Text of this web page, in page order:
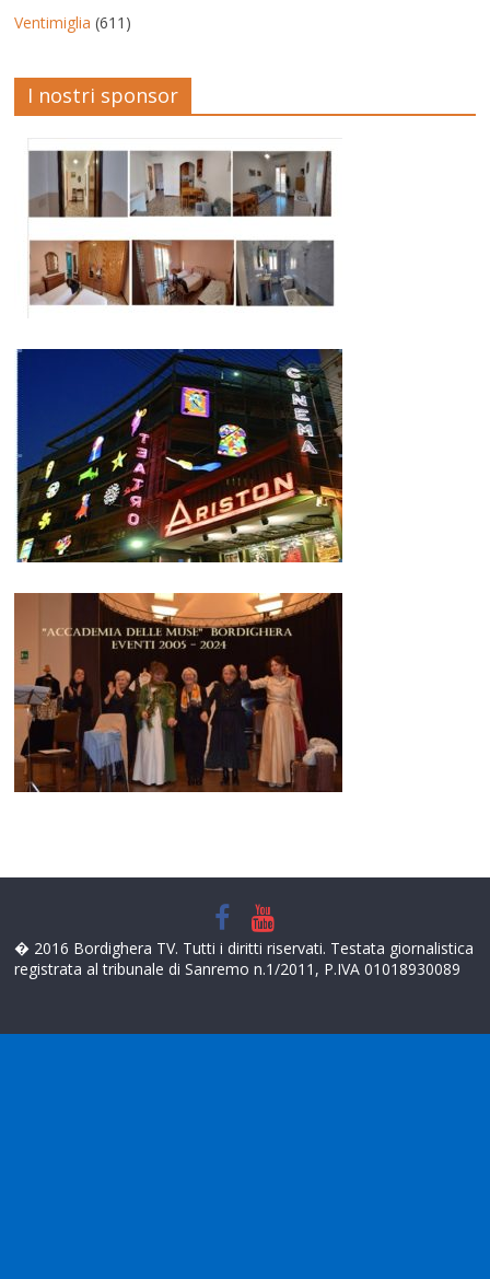
Ventimiglia (611)
I nostri sponsor
� 2016 Bordighera TV. Tutti i diritti riservati. Testata giornalistica
registrata al tribunale di Sanremo n.1/2011, P.IVA 01018930089